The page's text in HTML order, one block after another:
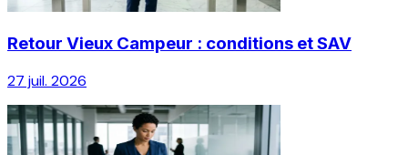
Retour Vieux Campeur : conditions et SAV
27 juil. 2026